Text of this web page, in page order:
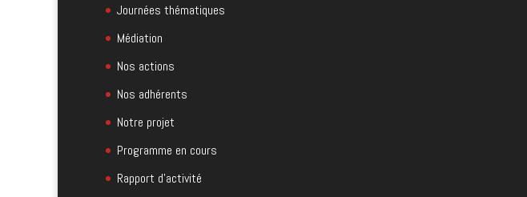
Journées thématiques
Médiation
Nos actions
Nos adhérents
Notre projet
Programme en cours
Rapport d'activité